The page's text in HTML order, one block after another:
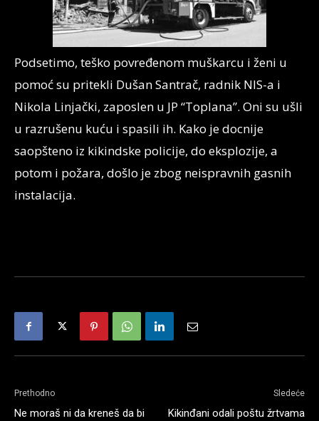
Podsetimo, teško povređenom muškarcu i ženi u
pomoć su pritekli Dušan Santrač, radnik NIS-a i
Nikola Linjački, zaposlen u JP “Toplana”. Oni su ušli
u razrušenu kuću i spasili ih. Kako je docnije
saopšteno iz kikindske policije, do eksplozije, a
potom i požara, došlo je zbog neispravnih gasnih
instalacija.
Prethodno
Ne moraš ni da kreneš da bi
Sledeće
Kikinđani odali poštu žrtvama